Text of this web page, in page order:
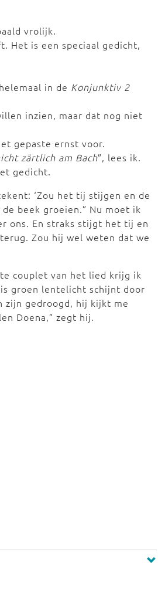
vrolijk.
Het is een speciaal gedicht,
in de Konjunktiv 2
inzien, maar dat nog niet
gepaste ernst voor.
zärtlich am Bach”, lees ik.
gedicht.
‘Zou het tij stijgen en de
beek groeien.” Nu moet ik
ons. En straks stijgt het tij en
Zou hij wel weten dat we
couplet van het lied krijg ik
groen lentelicht schijnt door
zijn gedroogd, hij kijkt me
Doena,” zegt hij.